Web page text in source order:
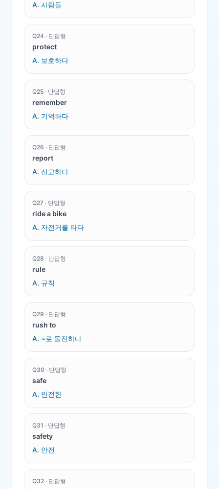
A. 사람들
Q24 · 단답형
protect
A. 보호하다
Q25 · 단답형
remember
A. 기억하다
Q26 · 단답형
report
A. 신고하다
Q27 · 단답형
ride a bike
A. 자전거를 타다
Q28 · 단답형
rule
A. 규칙
Q29 · 단답형
rush to
A. ~로 돌진하다
Q30 · 단답형
safe
A. 안전한
Q31 · 단답형
safety
A. 안전
Q32 · 단답형